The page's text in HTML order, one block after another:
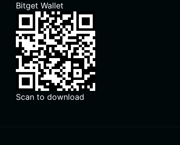
Bitget Wallet
Scan to download